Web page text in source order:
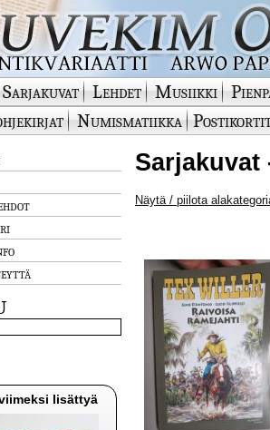
Sarjakuvat Lehdet Musiikki
Numismatiikka
lisättyä
Sarjakuvat
Näytä / piilota